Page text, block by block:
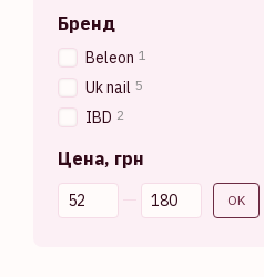
Бренд
Beleon 1
Uk nail 5
IBD 2
Цена, грн
От Цена, грн
До Цена, грн OK